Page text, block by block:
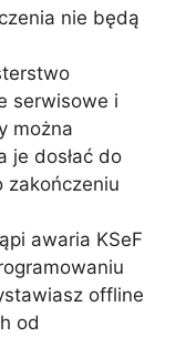
nie będą
serwisowe i
można
je dosłać do
zakończeniu
awaria KSeF
offline
od